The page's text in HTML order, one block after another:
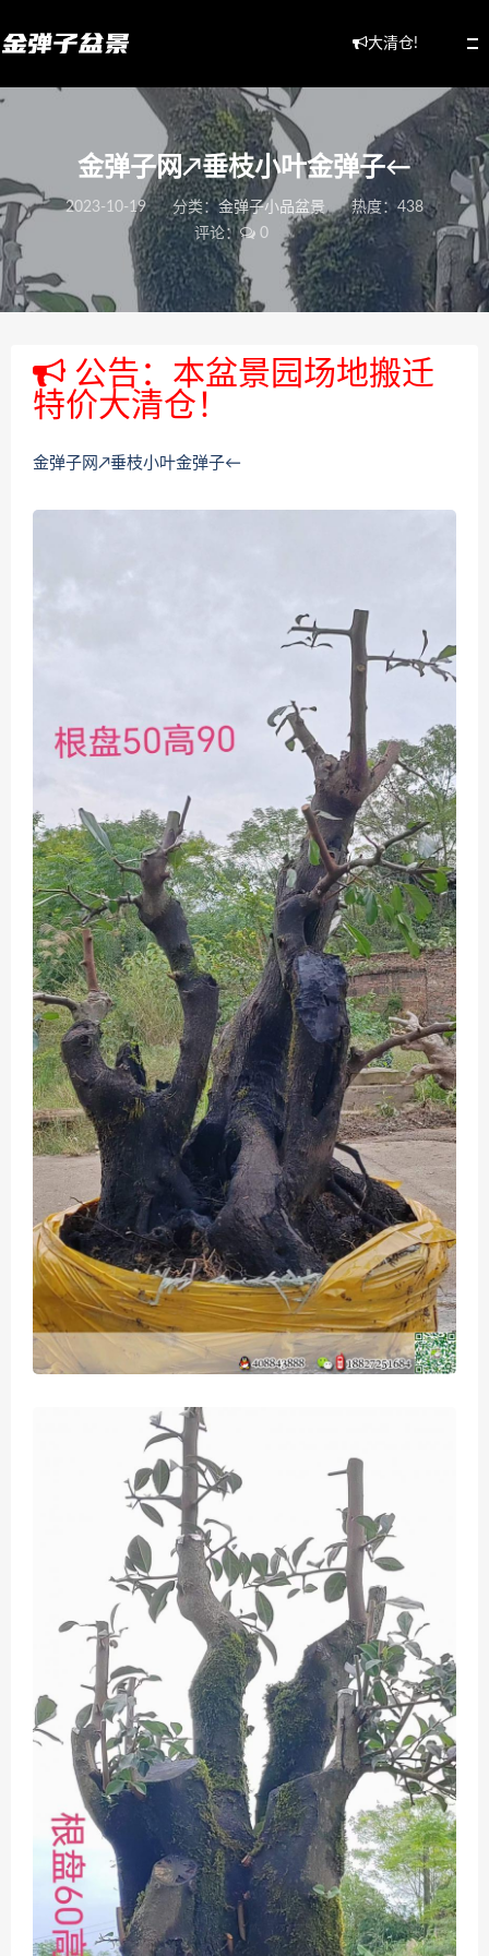
大清仓!
金弹子网↗垂枝小叶金弹子←
2023-10-19 分类：金弹子小品盆景
热度：438
评论：
0
公告：本盆景园场地搬迁
特价大清仓！
金弹子网↗垂枝小叶金弹子←